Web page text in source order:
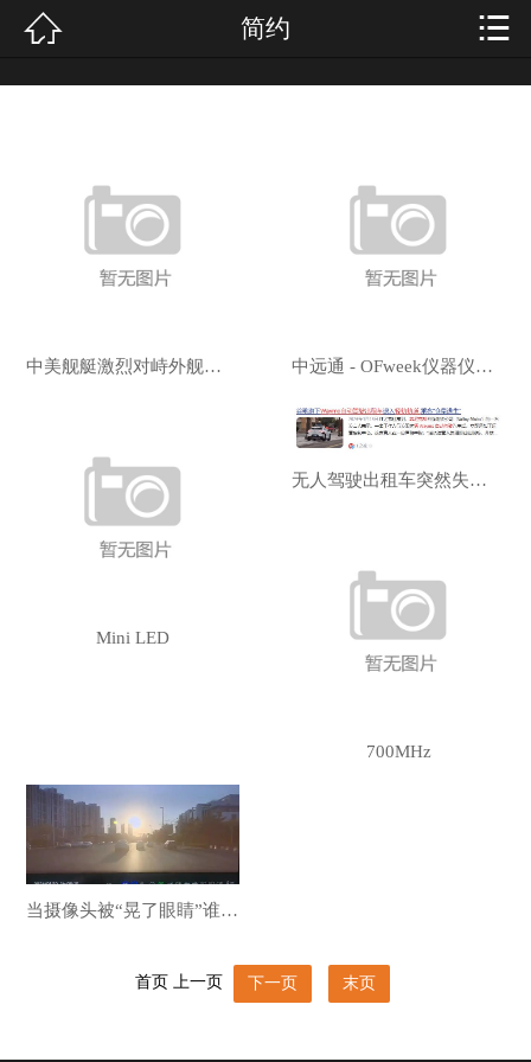
关于我们
装修新闻
经典案例
设计团队
联系我们
 简约 
中美舰艇激烈对峙外舰猛冲向052D当场过招我军笑到最后 中远通 - OFweek仪器仪表网
Mini LED
无人驾驶出租车突然失控连撞多车最新回应：是司机手动驾驶
700MHz
当摄像头被“晃了眼睛”谁该为失控的智驾买单？
首页 上一页 下一页 末页